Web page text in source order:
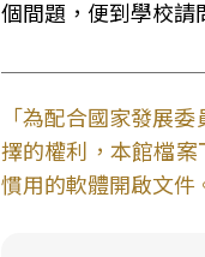
個間題，便到學校請
「為配合國家發展
擇的權利，本館檔案
慣用的軟體開啟文件